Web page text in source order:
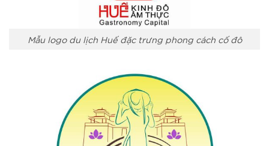
Mẫu logo du lịch Huế đặc trưng phong cách cố đô